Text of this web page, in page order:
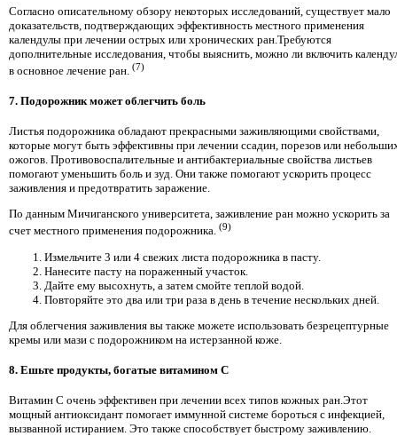
Согласно описательному обзору некоторых исследований, существует мало
доказательств, подтверждающих эффективность местного применения
календулы при лечении острых или хронических ран.Требуются
дополнительные исследования, чтобы выяснить, можно ли включить
в основное лечение ран. (7)
7. Подорожник может облегчить боль
Листья подорожника обладают прекрасными заживляющими свойствами,
которые могут быть эффективны при лечении ссадин, порезов или
ожогов. Противовоспалительные и антибактериальные свойства листьев
помогают уменьшить боль и зуд. Они также помогают ускорить процесс
заживления и предотвратить заражение.
По данным Мичиганского университета, заживление ран можно ускорить за
счет местного применения подорожника. (9)
Измельчите 3 или 4 свежих листа подорожника в пасту.
Нанесите пасту на пораженный участок.
Дайте ему высохнуть, а затем смойте теплой водой.
Повторяйте это два или три раза в день в течение нескольких дней.
Для облегчения заживления вы также можете использовать безрецептурные
кремы или мази с подорожником на истерзанной коже.
8. Ешьте продукты, богатые витамином C
Витамин C очень эффективен при лечении всех типов кожных ран.Этот
мощный антиоксидант помогает иммунной системе бороться с инфекцией,
вызванной истиранием. Это также способствует быстрому заживлению.